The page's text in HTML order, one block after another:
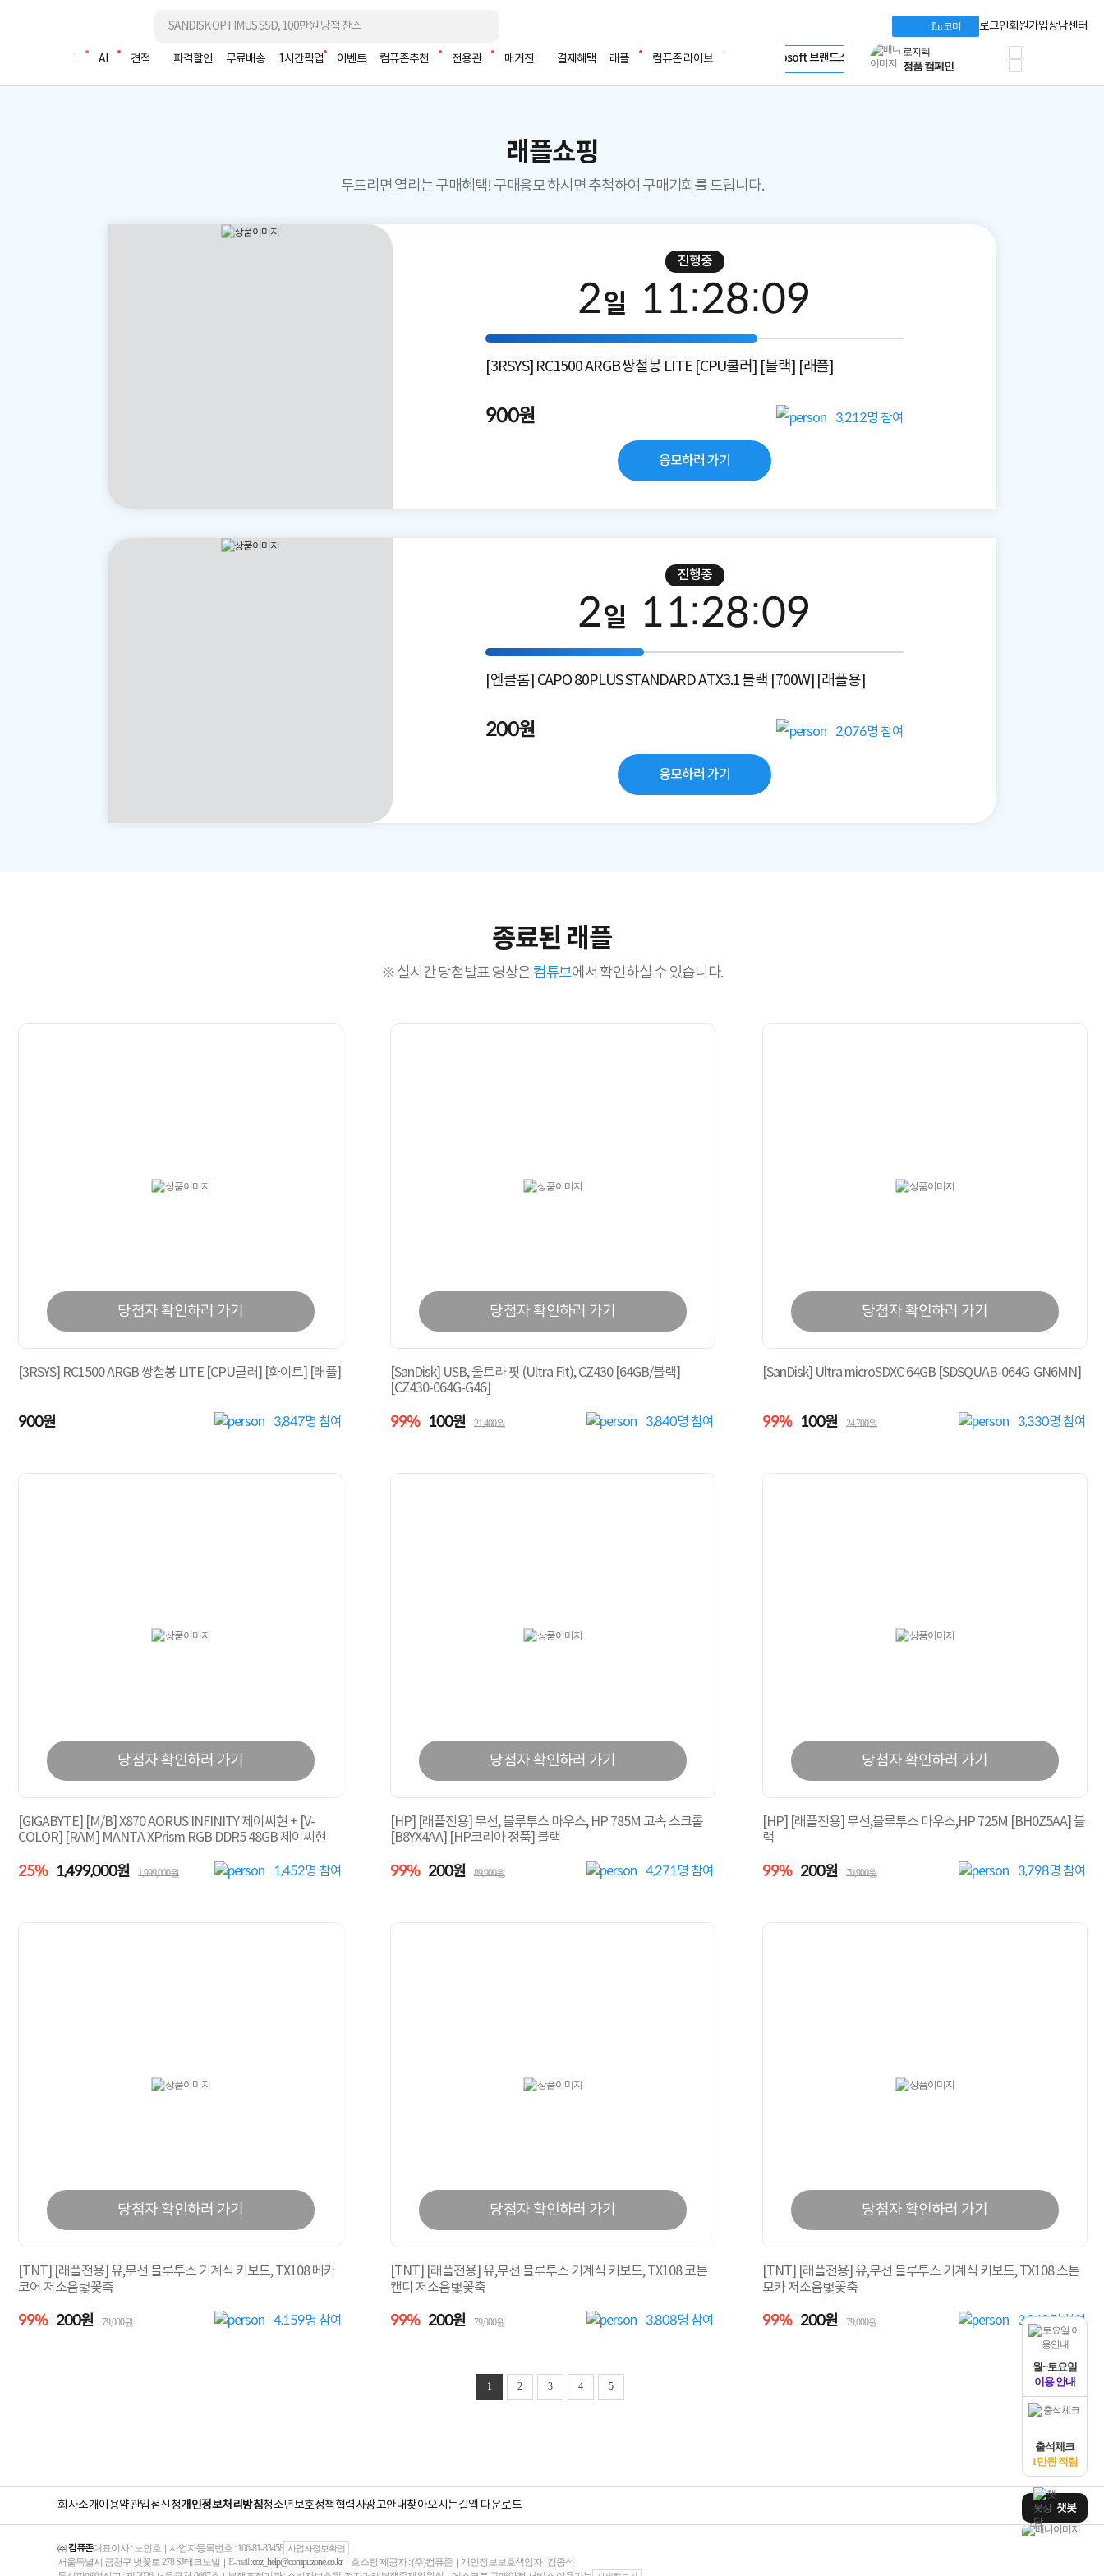
I'm 코미 로그인회원가입상담센터
조립PC AI 견적 파격할인 무료배송 1시간픽업 이벤트 컴퓨존추천 전용관 매거진 결제혜택 래플 컴퓨존 라이브
LG gram & 브랜드스토어
Microsoft 브랜드스토어
AMD 브랜드스토어
Dell 구매 찬스
프로 에센셜
타협 없는 게이밍
HP OMEN
로지텍
한단계 더 진화한
혜택 PACK
챗봇
월~토요일
이용 안내
출석체크
1만원 적립
래플쇼핑
두드리면 열리는 구매혜택! 구매응모 하시면 추첨하여 구매기회를 드립니다.
진행중
2일 11:28:08
[3RSYS] RC1500 ARGB 쌍철봉 LITE [CPU쿨러] [블랙] [래플]
900원 3,212명 참여
응모하러 가기
진행중
2일 11:28:08
[엔클롬] CAPO 80PLUS STANDARD ATX3.1 블랙 [700W] [래플용]
200원 2,076명 참여
응모하러 가기
종료된 래플
※ 실시간 당첨발표 영상은컴튜브에서 확인하실 수 있습니다.
당첨자 확인하러 가기
[3RSYS] RC1500 ARGB 쌍철봉 LITE [CPU쿨러] [화이트] [래플]
900원 3,847명 참여
당첨자 확인하러 가기
[SanDisk] USB, 울트라 핏 (Ultra Fit), CZ430 [64GB/블랙]
[CZ430-064G-G46]
99% 100원 21,400원 3,840명 참여
당첨자 확인하러 가기
[SanDisk] Ultra microSDXC 64GB [SDSQUAB-064G-GN6MN]
99% 100원 24,700원 3,330명 참여
당첨자 확인하러 가기
[GIGABYTE] [M/B] X870 AORUS INFINITY 제이씨현 + [V-
COLOR] [RAM] MANTA XPrism RGB DDR5 48GB 제이씨현
25% 1,499,000원 1,999,000원 1,452명 참여
당첨자 확인하러 가기
[HP] [래플전용] 무선, 블루투스 마우스, HP 785M 고속 스크롤
[B8YX4AA] [HP코리아 정품] 블랙
99% 200원 89,900원 4,271명 참여
당첨자 확인하러 가기
[HP] [래플전용] 무선,블루투스 마우스,HP 725M [BH0Z5AA] 블
랙
99% 200원 70,900원 3,798명 참여
당첨자 확인하러 가기
[TNT] [래플전용] 유,무선 블루투스 기계식 키보드, TX108 메카
코어 저소음벛꽃축
99% 200원 79,000원 4,159명 참여
당첨자 확인하러 가기
[TNT] [래플전용] 유,무선 블루투스 기계식 키보드, TX108 코튼
캔디 저소음벛꽃축
99% 200원 79,000원 3,808명 참여
당첨자 확인하러 가기
[TNT] [래플전용] 유,무선 블루투스 기계식 키보드, TX108 스톤
모카 저소음벛꽃축
99% 200원 79,000원 3,868명 참여
1 2 3 4 5
회사소개이용약관입점신청개인정보처리방침청소년보호정책협력사광고안내찾아오시는길앱 다운로드
㈜ 컴퓨존대표이사 : 노인호 ｜ 사업자등록번호 : 106-81-83458 사업자정보확인
서울특별시 금천구 벚꽃로 278 SJ테크노빌 ｜ E-mail :coz_help@compuzone.co.kr｜ 호스팅 제공자 : (주)컴퓨존 ｜ 개인정보보호책임자 : 김종석